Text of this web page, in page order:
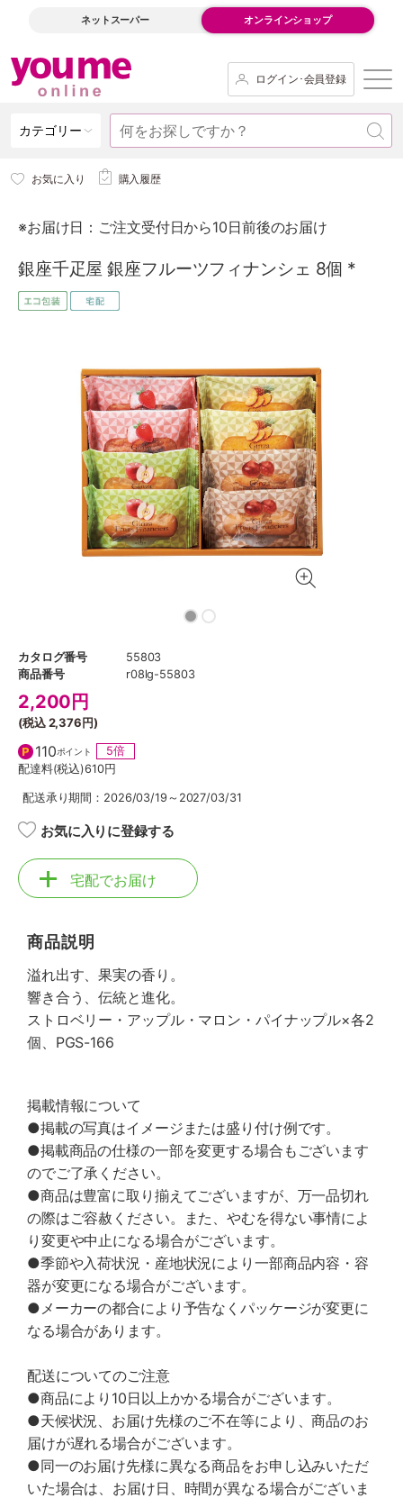
ネットスーパー オンラインショップ
ログイン･会員登録
カテゴリー
お気に入り 購入履歴
※お届け日：ご注文受付日から10日前後のお届け
銀座千疋屋 銀座フルーツフィナンシェ 8個 *
カタログ番号
55803
商品番号
r08lg-55803
2,200 円
(税込2,376円)
110ポイント
5倍
配達料(税込)610円
配送承り期間：2026/03/19～2027/03/31
お気に入りに登録する
宅配でお届け
商品説明
溢れ出す、果実の香り。
響き合う、伝統と進化。
ストロベリー・アップル・マロン・パイナップル×各2
個、PGS-166
掲載情報について
●掲載の写真はイメージまたは盛り付け例です。
●掲載商品の仕様の一部を変更する場合もございます
のでご了承ください。
●商品は豊富に取り揃えてございますが、万一品切れ
の際はご容赦ください。また、やむを得ない事情によ
り変更や中止になる場合がございます。
●季節や入荷状況・産地状況により一部商品内容・容
器が変更になる場合がございます。
●メーカーの都合により予告なくパッケージが変更に
なる場合があります。
配送についてのご注意
●商品により10日以上かかる場合がございます。
●天候状況、お届け先様のご不在等により、商品のお
届けが遅れる場合がございます。
●同一のお届け先様に異なる商品をお申し込みいただ
いた場合は、お届け日、時間が異なる場合がございま